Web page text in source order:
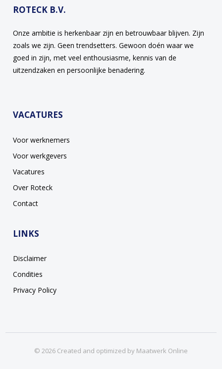
ROTECK B.V.
Onze ambitie is herkenbaar zijn en betrouwbaar blijven. Zijn
zoals we zijn. Geen trendsetters. Gewoon doén waar we
goed in zijn, met veel enthousiasme, kennis van de
uitzendzaken en persoonlijke benadering.
VACATURES
Voor werknemers
Voor werkgevers
Vacatures
Over Roteck
Contact
LINKS
Disclaimer
Condities
Privacy Policy
© 2026 Created and optimized by Maatwerk Online